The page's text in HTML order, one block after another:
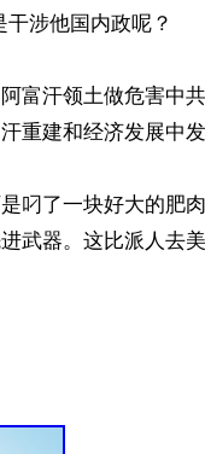
涉他国内政呢？
富汗领土做危害中
重建和经济发展中发
叼了一块好大的肥
武器。这比派人去